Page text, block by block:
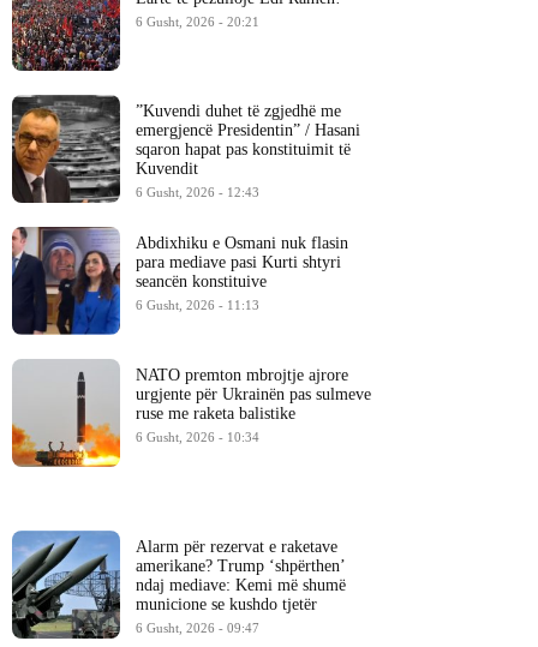
6 Gusht, 2026 - 20:21
​”Kuvendi duhet të zgjedhë me
emergjencë Presidentin” / Hasani
sqaron hapat pas konstituimit të
Kuvendit
6 Gusht, 2026 - 12:43
Abdixhiku e Osmani nuk flasin
para mediave pasi Kurti shtyri
seancën konstituive
6 Gusht, 2026 - 11:13
NATO premton mbrojtje ajrore
urgjente për Ukrainën pas sulmeve
ruse me raketa balistike
6 Gusht, 2026 - 10:34
Alarm për rezervat e raketave
amerikane? Trump ‘shpërthen’
ndaj mediave: Kemi më shumë
municione se kushdo tjetër
6 Gusht, 2026 - 09:47